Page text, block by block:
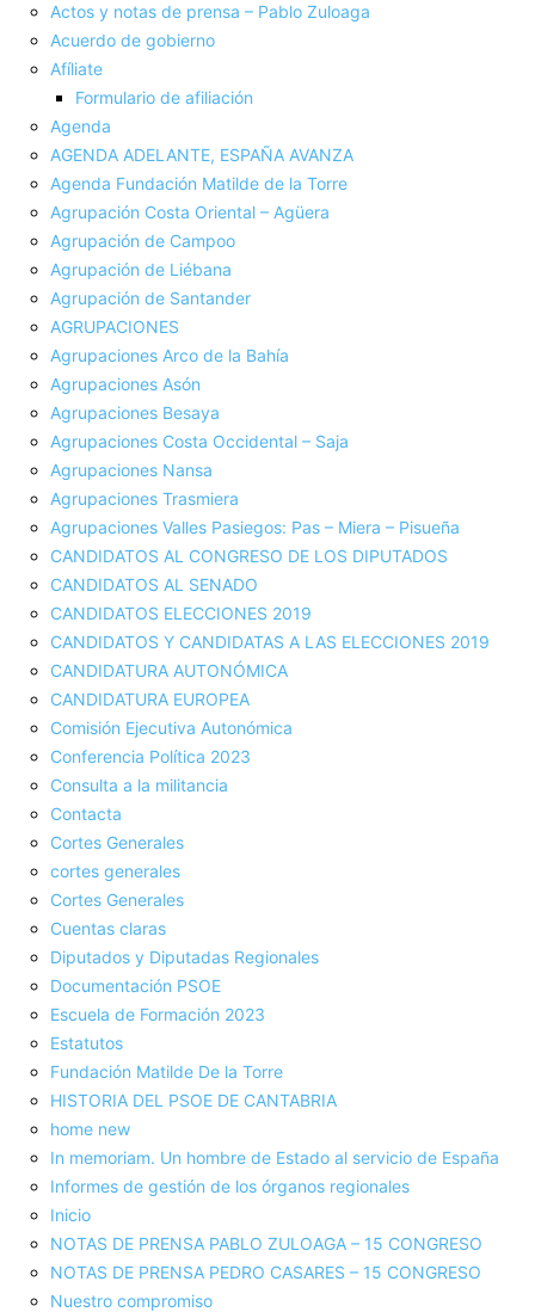
Actos y notas de prensa – Pablo Zuloaga
Acuerdo de gobierno
Afíliate
Formulario de afiliación
Agenda
AGENDA ADELANTE, ESPAÑA AVANZA
Agenda Fundación Matilde de la Torre
Agrupación Costa Oriental – Agüera
Agrupación de Campoo
Agrupación de Liébana
Agrupación de Santander
AGRUPACIONES
Agrupaciones Arco de la Bahía
Agrupaciones Asón
Agrupaciones Besaya
Agrupaciones Costa Occidental – Saja
Agrupaciones Nansa
Agrupaciones Trasmiera
Agrupaciones Valles Pasiegos: Pas – Miera – Pisueña
CANDIDATOS AL CONGRESO DE LOS DIPUTADOS
CANDIDATOS AL SENADO
CANDIDATOS ELECCIONES 2019
CANDIDATOS Y CANDIDATAS A LAS ELECCIONES 2019
CANDIDATURA AUTONÓMICA
CANDIDATURA EUROPEA
Comisión Ejecutiva Autonómica
Conferencia Política 2023
Consulta a la militancia
Contacta
Cortes Generales
cortes generales
Cortes Generales
Cuentas claras
Diputados y Diputadas Regionales
Documentación PSOE
Escuela de Formación 2023
Estatutos
Fundación Matilde De la Torre
HISTORIA DEL PSOE DE CANTABRIA
home new
In memoriam. Un hombre de Estado al servicio de España
Informes de gestión de los órganos regionales
Inicio
NOTAS DE PRENSA PABLO ZULOAGA – 15 CONGRESO
NOTAS DE PRENSA PEDRO CASARES – 15 CONGRESO
Nuestro compromiso